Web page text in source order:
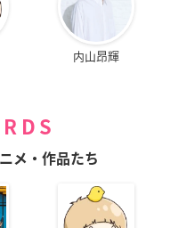
内山昂輝
メ・作品たち